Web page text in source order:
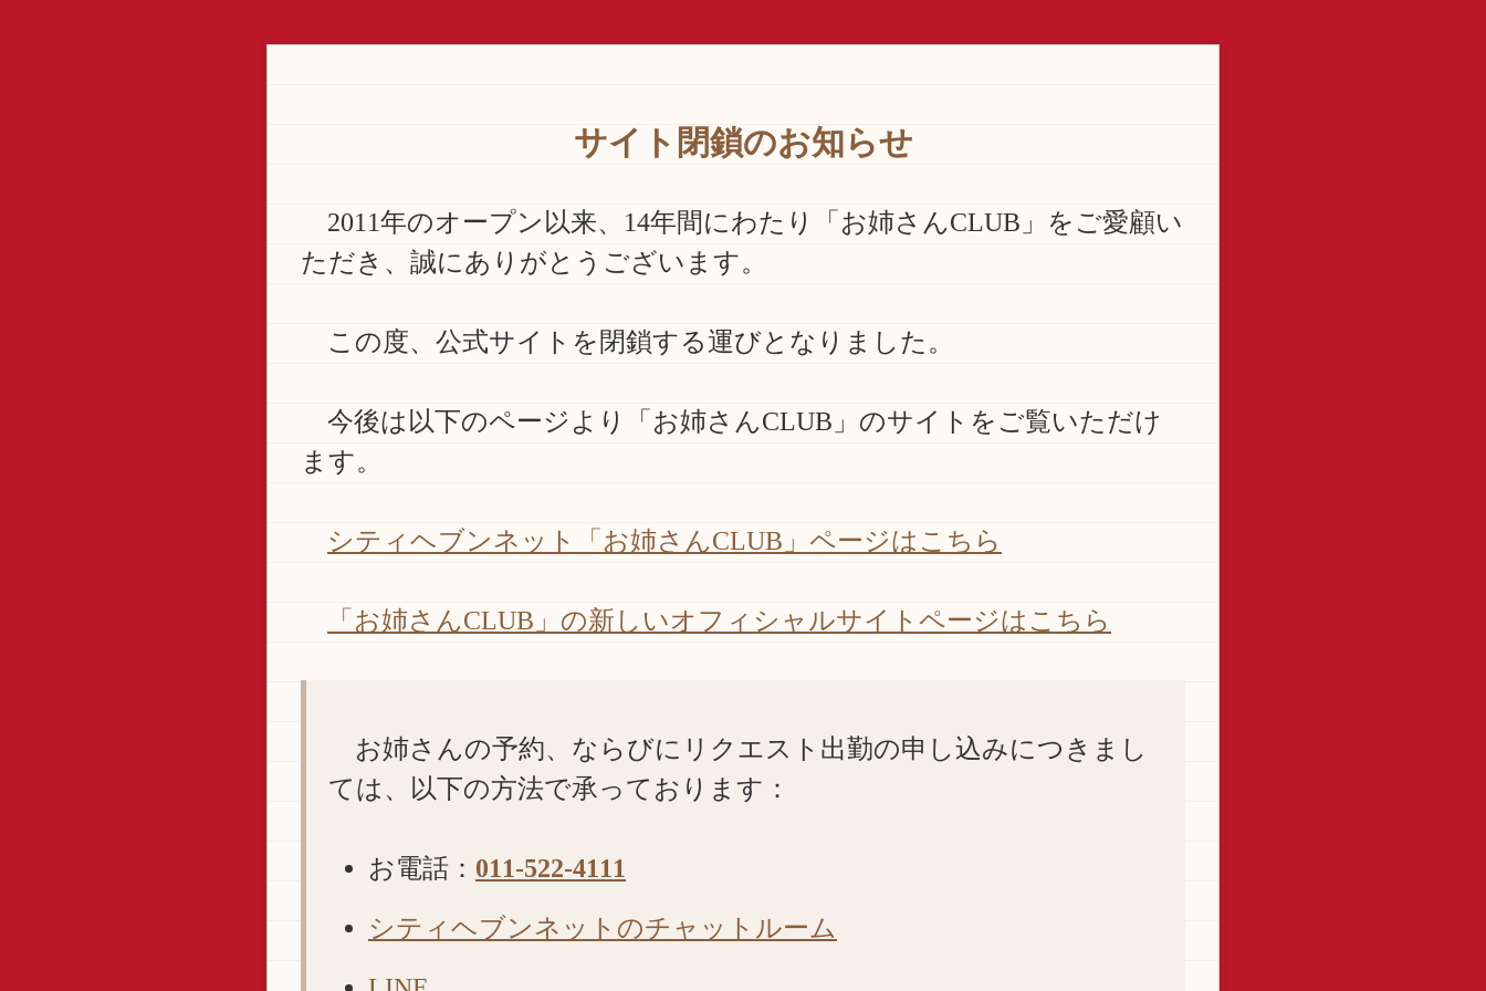
サイト閉鎖のお知らせ
2011年のオープン以来、14年間にわたり「お姉さんCLUB」をご愛顧い
ただき、誠にありがとうございます。
この度、公式サイトを閉鎖する運びとなりました。
今後は以下のページより「お姉さんCLUB」のサイトをご覧いただけ
ます。
シティヘブンネット「お姉さんCLUB」ページはこちら
「お姉さんCLUB」の新しいオフィシャルサイトページはこちら
お姉さんの予約、ならびにリクエスト出勤の申し込みにつきまし
ては、以下の方法で承っております：
お電話： 011-522-4111
シティヘブンネットのチャットルーム